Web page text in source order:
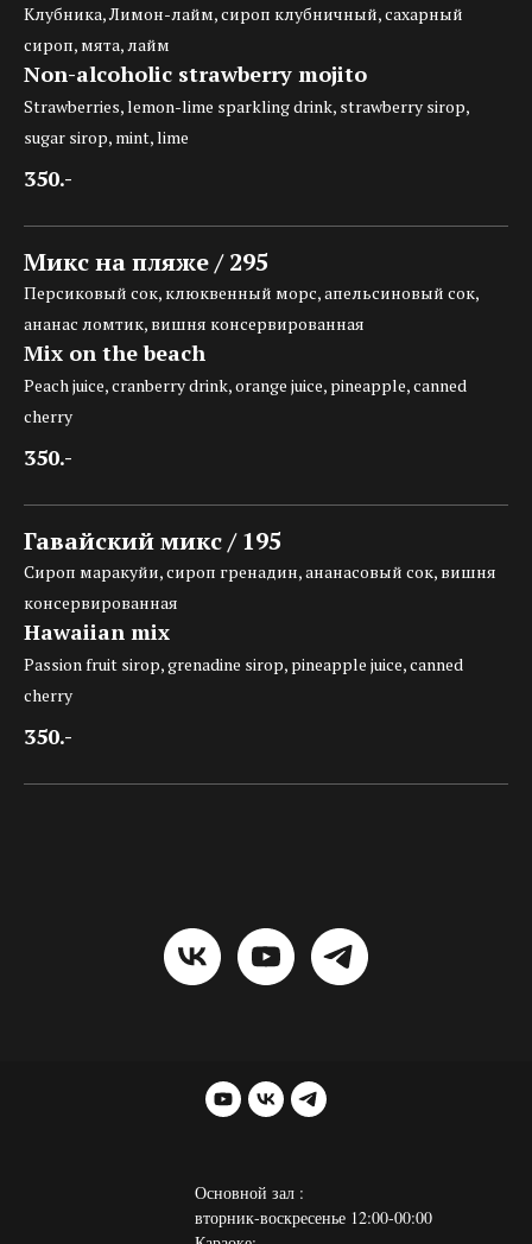
Клубника, Лимон-лайм, сироп клубничный, сахарный
сироп, мята, лайм
Non-alcoholic strawberry mojito
Strawberries, lemon-lime sparkling drink, strawberry sirop,
sugar sirop, mint, lime
350.-
Микс на пляже / 295
Персиковый сок, клюквенный морс, апельсиновый сок,
ананас ломтик, вишня консервированная
Mix on the beach
Peach juice, cranberry drink, orange juice, pineapple, canned
cherry
350.-
Гавайский микс / 195
Сироп маракуйи, сироп гренадин, ананасовый сок, вишня
консервированная
Hawaiian mix
Passion fruit sirop, grenadine sirop, pineapple juice, canned
cherry
350.-
Основной зал :
вторник-воскресенье 12:00-00:00